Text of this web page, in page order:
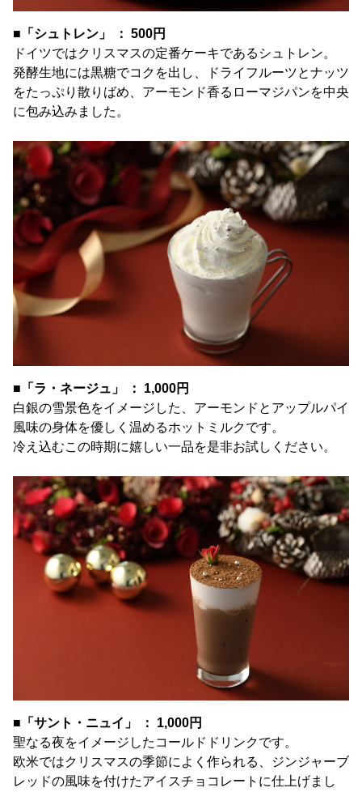
■「シュトレン」 ： 500円
ドイツではクリスマスの定番ケーキであるシュトレン。
発酵生地には黒糖でコクを出し、ドライフルーツとナッツ
をたっぷり散りばめ、アーモンド香るローマジパンを中央
に包み込みました。
■「ラ・ネージュ」 ： 1,000円
白銀の雪景色をイメージした、アーモンドとアップルパイ
風味の身体を優しく温めるホットミルクです。
冷え込むこの時期に嬉しい一品を是非お試しください。
■「サント・ニュイ」 ： 1,000円
聖なる夜をイメージしたコールドドリンクです。
欧米ではクリスマスの季節によく作られる、ジンジャーブ
レッドの風味を付けたアイスチョコレートに仕上げまし